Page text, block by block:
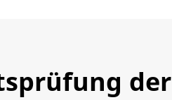
der